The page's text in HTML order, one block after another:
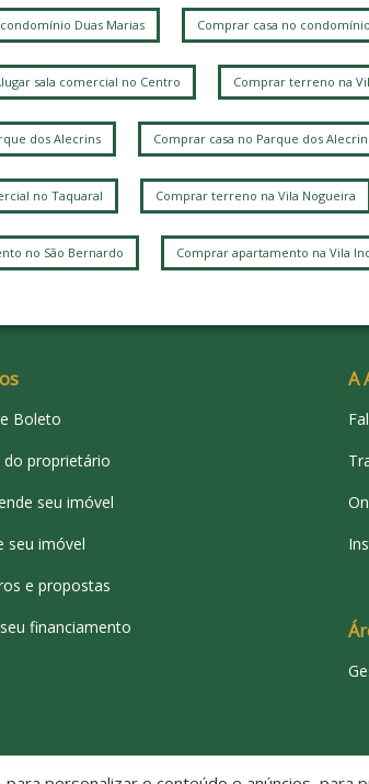
Duas Marias Comprar casa no
sala comercial no Centro Comprar terreno na
dos Alecrins Comprar casa no Parque dos
no Taquaral Comprar terreno na Vila Nogueira
no São Bernardo Comprar apartamento na Vila
Boleto
do proprietário
seu imóvel
seu imóvel
e propostas
financiamento
A